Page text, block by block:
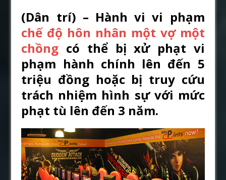
(Dân trí) – Hành vi vi phạm
chế độ hôn nhân một vợ một
chồng có thể bị xử phạt vi
phạm hành chính lên đến 5
triệu đồng hoặc bị truy cứu
trách nhiệm hình sự với mức
phạt tù lên đến 3 năm.